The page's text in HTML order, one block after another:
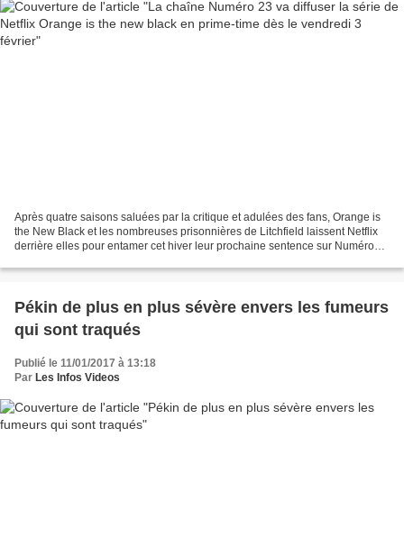
Après quatre saisons saluées par la critique et adulées des fans, Orange is
the New Black et les nombreuses prisonnières de Litchfield laissent Netflix
derrière elles pour entamer cet hiver leur prochaine sentence sur Numéro
Pékin de plus en plus sévère envers les fumeurs
qui sont traqués
Publié le 11/01/2017 à 13:18
Par Les Infos Videos